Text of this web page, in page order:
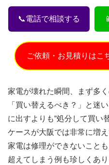
📞電話で相談する
ご依頼・お見積りはこ
家電が壊れた瞬間、まず多
「買い替えるべき？」と迷
に出すよりも“処分して買い
ケースが大阪では非常に増
家電は修理ができないこと
超えてしまう例も珍しくあり